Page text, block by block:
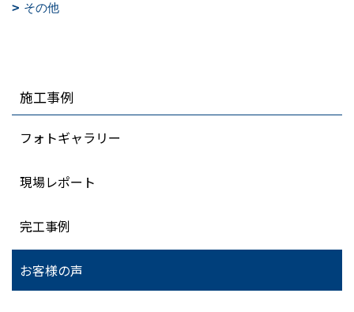
その他
施工事例
フォトギャラリー
現場レポート
完工事例
お客様の声